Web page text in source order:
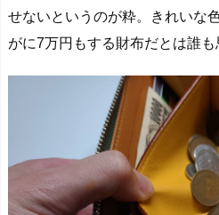
せないというのが粋。きれいな
がに7万円もする財布だとは誰も